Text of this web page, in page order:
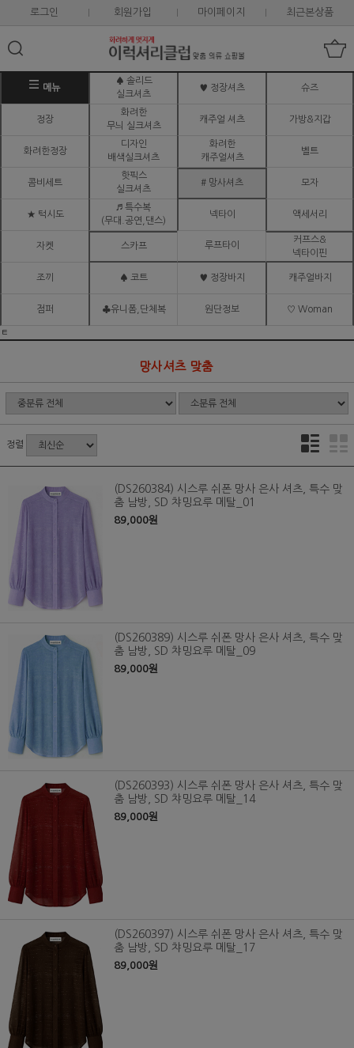
로그인 회원가입 마이페이지 최근본상품
메뉴
♠ 솔리드
실크셔츠
♥ 정장셔츠 슈즈
정장
화려한
무늬 실크셔츠
캐주얼 셔츠 가방&지갑
화려한정장
디자인
배색실크셔츠
화려한
캐주얼셔츠
벨트
콤비세트
핫픽스
실크셔츠
# 망사셔츠 모자
★ 턱시도
♬ 특수복
(무대.공연,댄스)
넥타이 액세서리
자켓 스카프 루프타이
커프스&
넥타이핀
조끼 ♠ 코트 ♥ 정장바지 캐주얼바지
점퍼 ♣유니폼,단체복 원단정보 ♡ Woman
ㅌ
망사셔츠 맞춤
정렬
(DS260384) 시스루 쉬폰 망사 은사 셔츠, 특수 맞
춤 남방, SD 챠밍요루 메탈_01
89,000원
(DS260389) 시스루 쉬폰 망사 은사 셔츠, 특수 맞
춤 남방, SD 챠밍요루 메탈_09
89,000원
(DS260393) 시스루 쉬폰 망사 은사 셔츠, 특수 맞
춤 남방, SD 챠밍요루 메탈_14
89,000원
(DS260397) 시스루 쉬폰 망사 은사 셔츠, 특수 맞
춤 남방, SD 챠밍요루 메탈_17
89,000원